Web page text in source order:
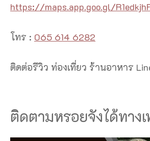
https://maps.app.goo.gl/
โทร : 065 614 6282
ติดต่อรีวิว ท่องเที่ยว ร้านอาหาร
ติดตามหรอยจังได้ทาง